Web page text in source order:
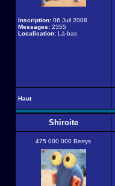
Inscription: 06 Juil 2008
Messages: 2355
Localisation: Là-bas
Haut
Shiroite
475 000 000 Berrys